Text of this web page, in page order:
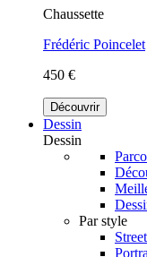
Chaussette
Frédéric Poincelet
450 €
Découvrir
Dessin
Dessin
Par style